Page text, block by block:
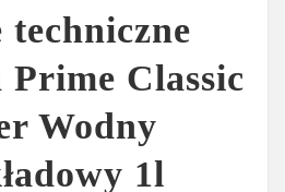
techniczne
Prime Classic
Wodny
1l